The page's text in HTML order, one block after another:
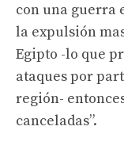
con una guerra
la expulsión
Egipto -lo que
ataques por
región-
canceladas”.